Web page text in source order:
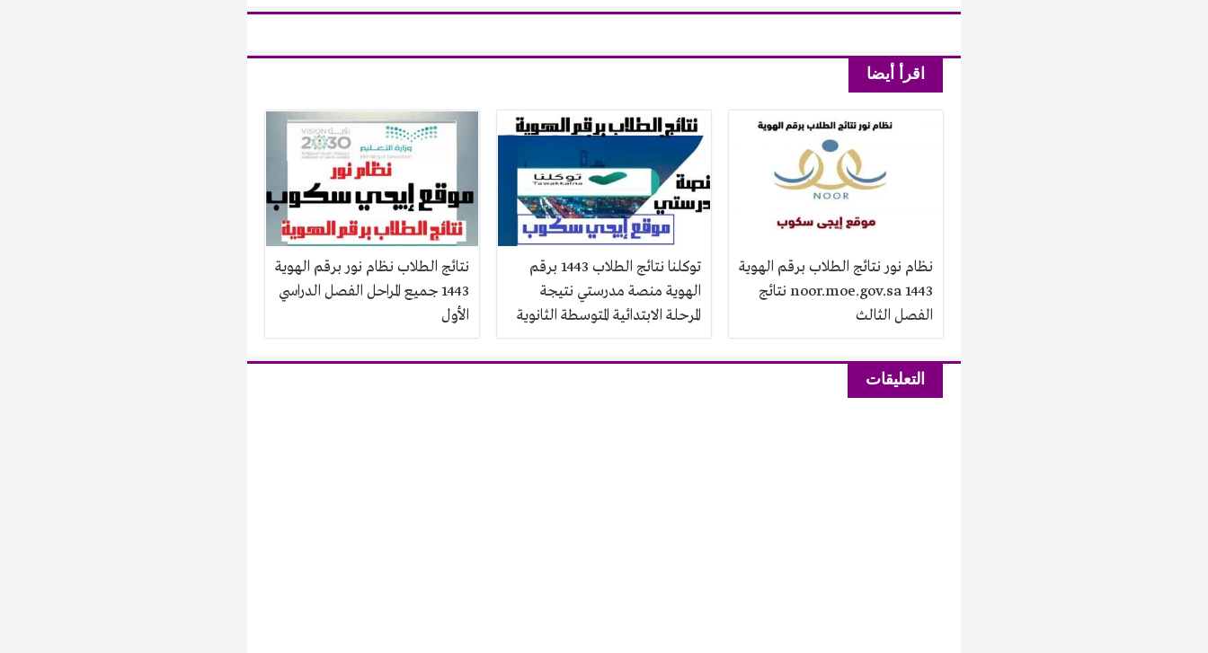
اقرأ أيضا
نظام نور نتائج الطلاب برقم الهوية
1443 noor.moe.gov.sa نتائج
الفصل الثالث
توكلنا نتائج الطلاب 1443 برقم
الهوية منصة مدرستي نتيجة
المرحلة الابتدائية المتوسطة الثانوية
نتائج الطلاب نظام نور برقم الهوية
1443 جميع المراحل الفصل الدراسي
الأول
التعليقات